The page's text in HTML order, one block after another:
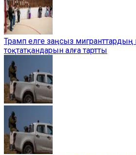
Трамп елге заңсыз мигранттардың
тоқтатқандарын алға тартты